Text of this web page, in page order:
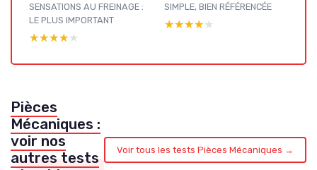
SENSATIONS AU FREINAGE :
LE PLUS IMPORTANT
★★★★★
★★★★★
SIMPLE, BIEN RÉFÉRENCÉE
★★★★★
★★★★★
Pièces
Mécaniques :
voir nos
autres tests
Voir tous les tests Pièces Mécaniques →